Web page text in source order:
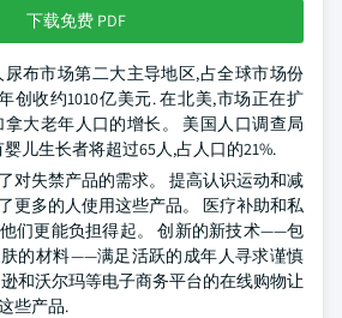
下载免费 PDF
尿布市场第二大主导地区,占全球市场份
创收约1010亿美元. 在北美,市场正在扩
大老年人口的增长。 美国人口调查局
儿生长者将超过65人,占人口的21%.
对失禁产品的需求。 提高认识运动和减
更多的人使用这些产品。 医疗补助和私
们更能负担得起。 创新的新技术——包
的材料——满足活跃的成年人寻求谨慎
和沃尔玛等电子商务平台的在线购物让
些产品.